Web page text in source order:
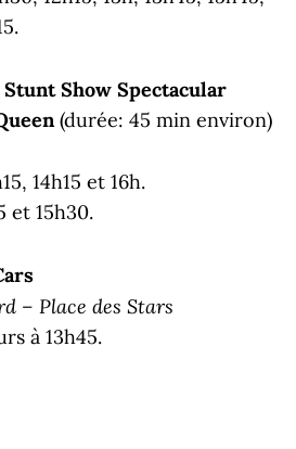
Show Spectacular
(durée: 45 min environ)
14h15 et 16h.
et 15h30.
– Place des Stars
à 13h45.